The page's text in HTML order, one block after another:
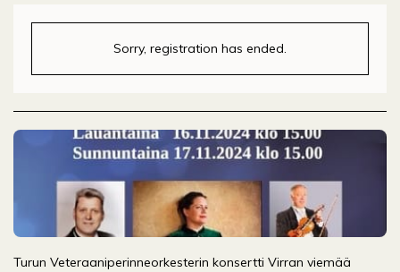
Sorry, registration has ended.
Turun Veteraaniperinneorkesterin konsertti Virran viemää